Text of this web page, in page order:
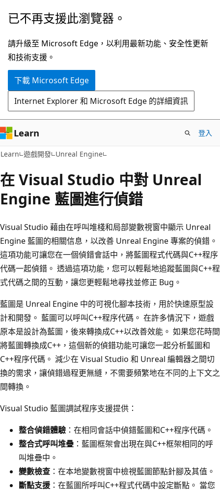
跳
主
要
內
已不再支援此瀏覽器。
請升級至 Microsoft Edge，以利用最新功能、安全性更新
和技術支援。
下載 Microsoft Edge
Internet Explorer 和 Microsoft Edge 的詳細資訊
Learn 登入
Learn 遊戲開發 Unreal Engine
在 Visual Studio 中對 Unreal
Engine 藍圖進行偵錯
Visual Studio 藉由在呼叫堆棧和局部變數視窗中顯示 Unreal
Engine 藍圖的相關信息，以改善 Unreal Engine 專案的偵錯。
這項功能可讓您在一個偵錯會話中，將藍圖程式代碼與C++程序
代碼一起偵錯。 透過這項功能，您可以輕鬆地追蹤藍圖與C++程
式代碼之間的互動，讓您更輕鬆地尋找並修正 Bug。
藍圖是 Unreal Engine 中的可視化腳本技術，用於快速原型設
計和開發。 藍圖可以呼叫C++程序代碼。 在許多情況下，遊戲
原本是設計為藍圖，後來轉換成C++以改善效能。 如果您花時間
將藍圖轉換成C++，這個新的偵錯功能可讓您一起分析藍圖和
C++程序代碼。 減少在 Visual Studio 和 Unreal 編輯器之間切
換的需求，讓偵錯過程更無縫，不需要頻繁地在不同的上下文之
間轉換。
Visual Studio 藍圖調試程序支援提供：
整合偵錯體驗 ：在相同會話中偵錯藍圖和C++程序代碼。
整合式呼叫堆疊 ：藍圖框架會出現在與C++框架相同的呼
叫堆疊中。
變數檢查 ：在本地變數視窗中檢視藍圖節點針腳及其值。
斷點支援 ：在藍圖所呼叫C++程式代碼中設定斷點。 當您